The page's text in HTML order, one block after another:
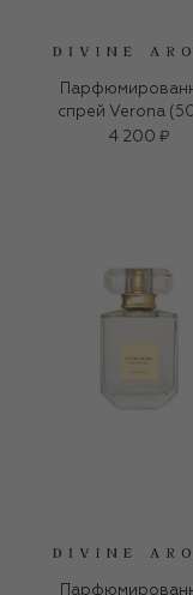
спрей Verona
4 200 ₽